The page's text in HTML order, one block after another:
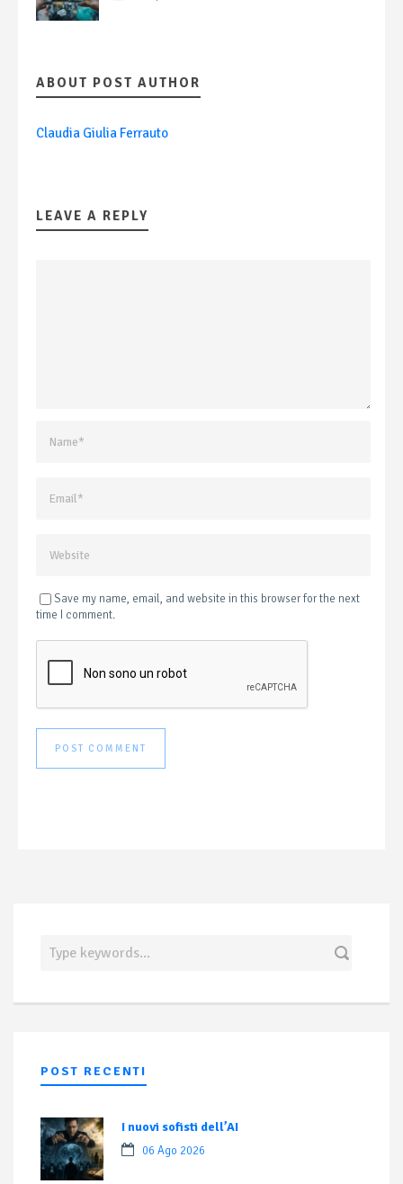
ABOUT POST AUTHOR
Claudia Giulia Ferrauto
LEAVE A REPLY
Save my name, email, and website in this browser for the next
time I comment.
POST RECENTI
I nuovi sofisti dell’AI
06 Ago 2026